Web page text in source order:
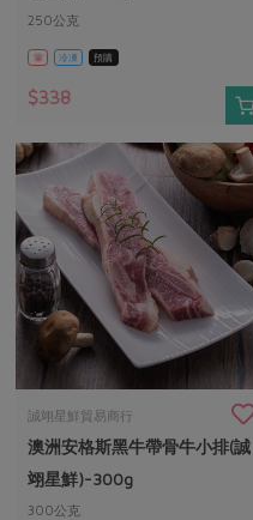
調理食材・點心
調味醬料/南北貨
保健食品
居家好物
美妝保養
家庭清潔
日用品
最新產品
烘焙．點心
醬料
湯品．鍋物
涼拌沙拉
飲品
主題食譜
異國料理
年菜食譜
養身食補
節慶大餐
合作25-精選產品第三彈
更多當季產品
議題活動
主婦聯盟X樂齡網特約優惠案
30%rPET紅烏龍茶
2024農業發展計畫年度報告
更多議題活動
把最好的台灣味帶回家！
減硝酸鹽
減添加物
公益金
更多議題
生活者e週報
綠主張月刊
典藏閱覽室
自主把關
檢驗報告
硝酸鹽檢驗
社員權益
合作社法規
社務專區
選舉專區
媒體報導
下載專區
250公克
葷 冷凍 預購
$338
誠翊星鮮貿易商行
澳洲安格斯黑牛帶骨牛小排(誠
翊星鮮)-300g
300公克